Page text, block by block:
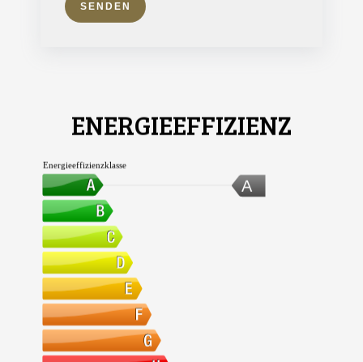
SENDEN
ENERGIEEFFIZIENZ
A
Energieeffizienzklasse